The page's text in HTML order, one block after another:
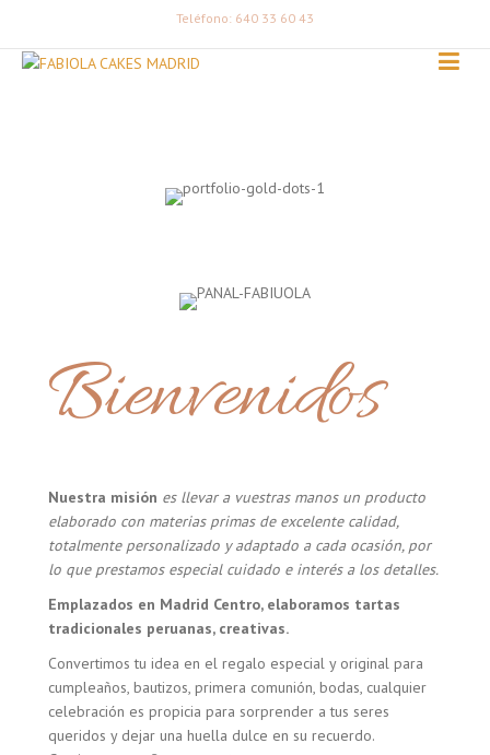
Teléfono: 640 33 60 43
Bienvenidos
Nuestra misión es llevar a vuestras manos un producto
elaborado con materias primas de excelente calidad,
totalmente personalizado y adaptado a cada ocasión, por
lo que prestamos especial cuidado e interés a los detalles.
Emplazados en Madrid Centro, elaboramos tartas
tradicionales peruanas, creativas.
Convertimos tu idea en el regalo especial y original para
cumpleaños, bautizos, primera comunión, bodas, cualquier
celebración es propicia para sorprender a tus seres
queridos y dejar una huella dulce en su recuerdo.